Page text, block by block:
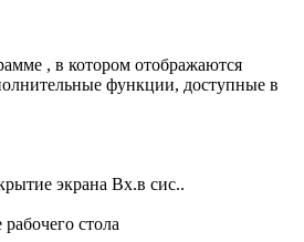
, в котором отображаются
функции, доступные в
экрана Вх.в сис..
стола